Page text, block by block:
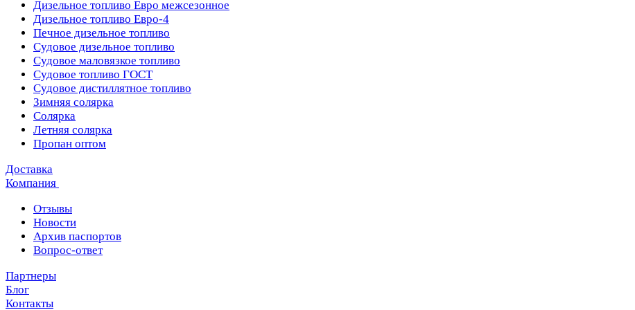
Дизельное топливо Евро межсезонное
Дизельное топливо Евро-4
Печное дизельное топливо
Судовое дизельное топливо
Судовое маловязкое топливо
Судовое топливо ГОСТ
Судовое дистиллятное топливо
Зимняя солярка
Солярка
Летняя солярка
Пропан оптом
Доставка
Компания
Отзывы
Новости
Архив паспортов
Вопрос-ответ
Партнеры
Блог
Контакты